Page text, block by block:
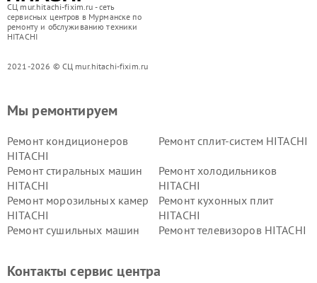
СЦ mur.hitachi-fixim.ru - сеть
сервисных центров в Мурманске по
ремонту и обслуживанию техники
HITACHI
2021-2026 © СЦ mur.hitachi-fixim.ru
Мы ремонтируем
Ремонт кондиционеров
HITACHI
Ремонт сплит-систем HITACHI
Ремонт стиральных машин
HITACHI
Ремонт холодильников
HITACHI
Ремонт морозильных камер
HITACHI
Ремонт кухонных плит
HITACHI
Ремонт сушильных машин
Ремонт телевизоров HITACHI
данных HITACHI
HITACHI
Контакты сервис центра